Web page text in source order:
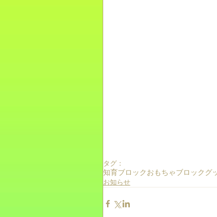
タグ：
知育ブロック おもちゃブロック グ
お知らせ